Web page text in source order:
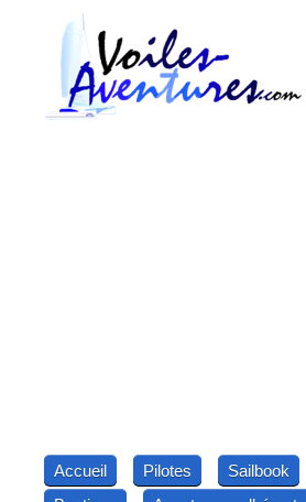
Accueil Pilotes Sailbook